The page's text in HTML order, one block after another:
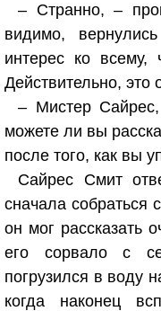
– Странно, –
видимо,
интерес ко всему,
Действительно, это
– Мистер
можете ли вы
после того, как вы
Сайрес Смит
сначала собраться
он мог рассказать
его сорвало с
погрузился в воду
когда наконец